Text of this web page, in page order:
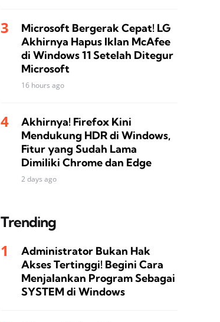
Microsoft Bergerak Cepat! LG
Akhirnya Hapus Iklan McAfee
di Windows 11 Setelah Ditegur
Microsoft
16 hours ago
Akhirnya! Firefox Kini
Mendukung HDR di Windows,
Fitur yang Sudah Lama
Dimiliki Chrome dan Edge
2 days ago
Trending
Administrator Bukan Hak
Akses Tertinggi! Begini Cara
Menjalankan Program Sebagai
SYSTEM di Windows